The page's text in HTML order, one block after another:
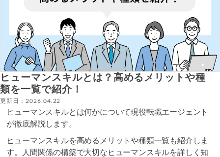
ヒューマンスキルとは？高めるメリットや種
類を一覧で紹介！
更新日：2026.04.22
ヒューマンスキルとは何かについて現役転職エージェント
が徹底解説します。
ヒューマンスキルを高めるメリットや種類一覧も紹介しま
す。人間関係の構築で大切なヒューマンスキルを詳しく知